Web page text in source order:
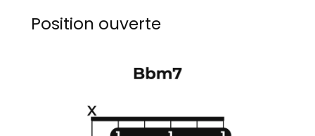
Position ouverte